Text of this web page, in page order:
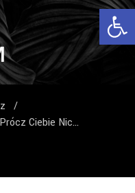
/
Ciebie Nic…